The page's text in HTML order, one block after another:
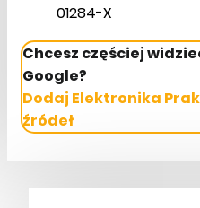
01284-X
Chcesz częściej
Google?
Dodaj Elektronika
źródeł